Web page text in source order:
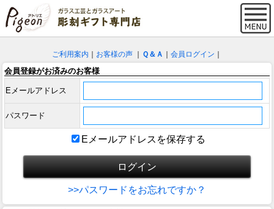
ご利用案内 お客様の声 Ｑ＆Ａ 会員ログイン
会員登録がお済みのお客様
Eメールアドレス
パスワード
Eメールアドレスを保存する
>>パスワードをお忘れですか？